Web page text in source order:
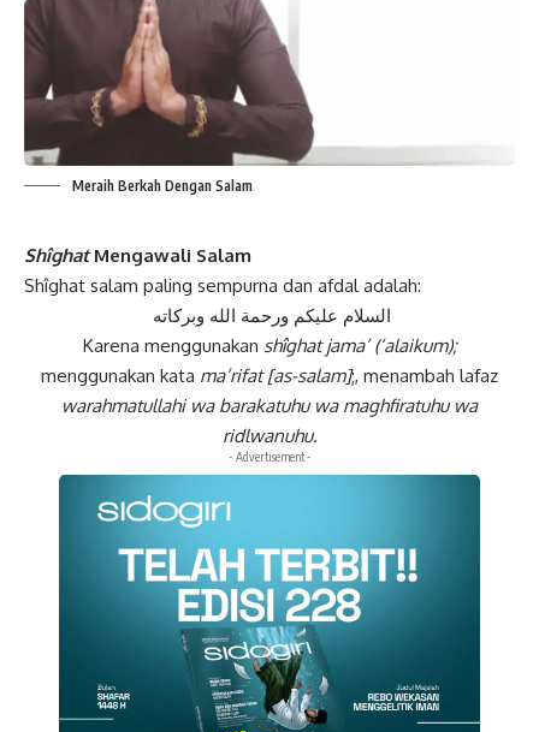
Meraih Berkah Dengan Salam
ShîghatMengawali Salam
Shîghat salam paling sempurna dan afdal adalah:
السلام عليكم ورحمة الله وبركاته
Karena menggunakan shîghat jama’ (‘alaikum);
menggunakan kata ma’rifat [as-salam];, menambah lafaz
warahmatullahi wa barakatuhu wa maghfiratuhu wa
ridlwanuhu.
- Advertisement -